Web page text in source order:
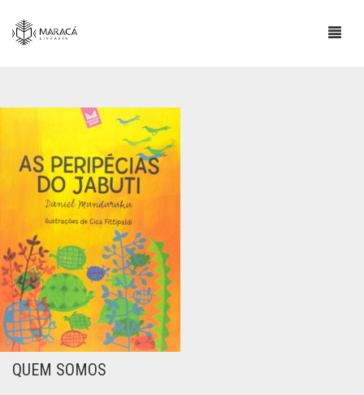
SOBRE
ESCRITORES INDÍGENAS
CONTATO
INFORMAÇÕES IMPORTANTES
BLOG
COMPRAS E POLÍTICA DE ENVIO
CART
QUEM SOMOS